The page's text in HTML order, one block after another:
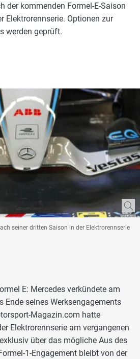
der kommenden Formel-E-Saison
Elektrorennserie. Optionen zur
werden geprüft.
seiner dritten Saison in der Elektrorennserie
E: Mercedes verkündete am
seines Werksengagements
Magazin.com hatte
Elektrorennserie am vergangenen
über das mögliche Aus des
1-Engagement bleibt von der